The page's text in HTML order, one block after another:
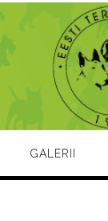
GALERII